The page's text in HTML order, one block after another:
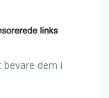
dem i